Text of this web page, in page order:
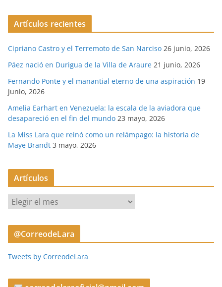
Artículos recientes
Cipriano Castro y el Terremoto de San Narciso 26 junio, 2026
Páez nació en Durigua de la Villa de Araure 21 junio, 2026
Fernando Ponte y el manantial eterno de una aspiración 19
junio, 2026
Amelia Earhart en Venezuela: la escala de la aviadora que
desapareció en el fin del mundo 23 mayo, 2026
La Miss Lara que reinó como un relámpago: la historia de
Maye Brandt 3 mayo, 2026
Artículos
r
t
u
@CorreodeLara
Tweets by CorreodeLara